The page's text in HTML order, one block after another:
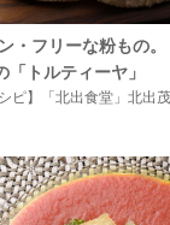
・フリーな粉もの
「トルティーヤ」
シピ】「北出食堂」北出